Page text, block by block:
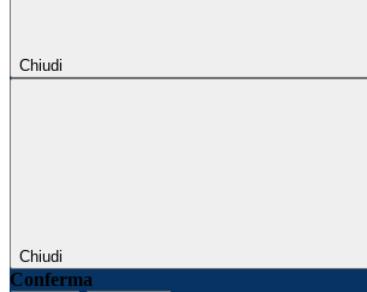
Chiudi
Chiudi
Conferma